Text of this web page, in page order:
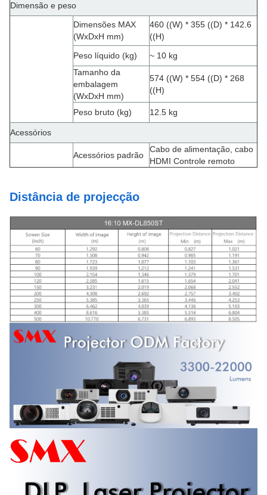
Dimensão e peso
Dimensões MAX
(WxDxH mm)
460 ((W) * 355 ((D) * 142.6
((H)
Peso líquido (kg)
~ 10 kg
Tamanho da
embalagem
(WxDxH mm)
574 ((W) * 554 ((D) * 268
((H)
Peso bruto (kg) 12.5 kg
Acessórios
Acessórios padrão
Cabo de alimentação, cabo
HDMI Controle remoto
Distância de projecção